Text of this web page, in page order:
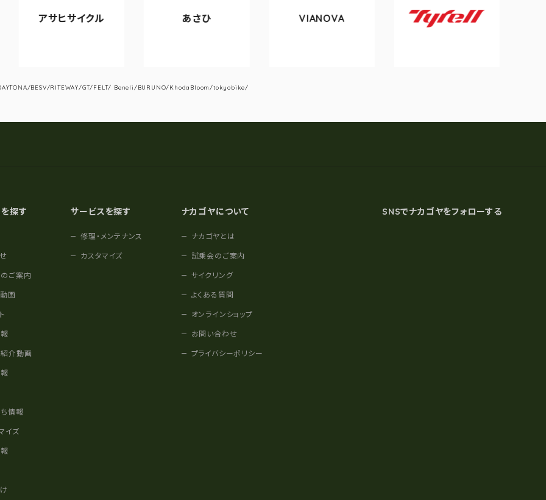
アサヒサイクル VIANOVA
Tyrell
BESV/RITEWAY/GT/FELT/ Beneli/BURUNO/KhodaBloom/tokyobike/
探す
ご案内
画
介動画
情報
イズ
サービスを探す
修理・メンテナンス
カスタマイズ
ナカゴヤについて
ナカゴヤとは
試乗会のご案内
サイクリング
よくある質問
オンラインショップ
お問い合わせ
プライバシーポリシー
SNSでナカゴヤをフォローする